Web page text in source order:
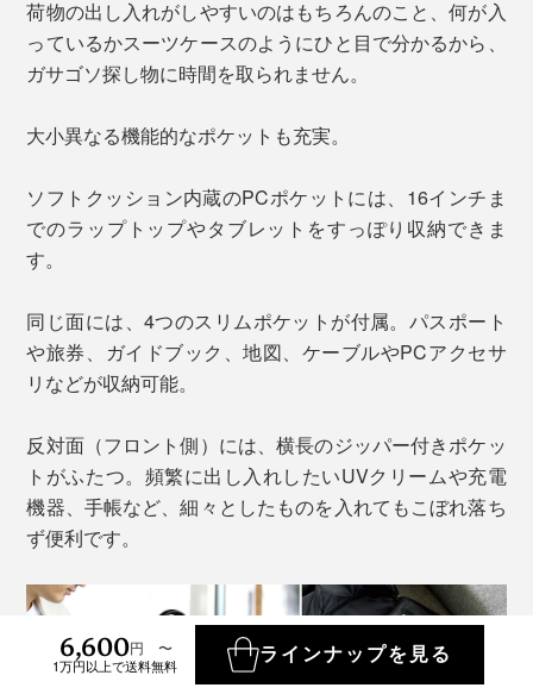
荷物の出し入れがしやすいのはもちろんのこと、何が入
っているかスーツケースのようにひと目で分かるから、
ガサゴソ探し物に時間を取られません。
大小異なる機能的なポケットも充実。
ソフトクッション内蔵のPCポケットには、16インチま
でのラップトップやタブレットをすっぽり収納できま
す。
同じ面には、4つのスリムポケットが付属。パスポート
や旅券、ガイドブック、地図、ケーブルやPCアクセサ
リなどが収納可能。
反対面（フロント側）には、横長のジッパー付きポケッ
トがふたつ。頻繁に出し入れしたいUVクリームや充電
機器、手帳など、細々としたものを入れてもこぼれ落ち
ず便利です。
6,600円 〜
1万円以上で送料無料
ラインナップを見る